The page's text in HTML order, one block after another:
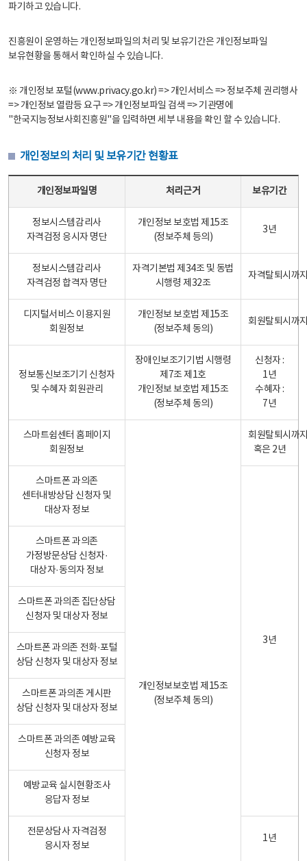
파기하고 있습니다.
진흥원이 운영하는 개인정보파일의 처리 및 보유기간은 개인정보파일
보유현황을 통해서 확인하실 수 있습니다.
※ 개인정보 포털(www.privacy.go.kr) => 개인서비스 => 정보주체 권리행사
=> 개인정보 열람등 요구 => 개인정보파일 검색 => 기관명에
"한국지능정보사회진흥원"을 입력하면 세부 내용을 확인 할 수 있습니다.
개인정보의 처리 및 보유기간 현황표
개인정보파일명 처리근거 보유기간
정보시스템감리사
자격검정 응시자 명단
개인정보 보호법 제15조
(정보주체 등의)
3년
정보시스템감리사
자격검정 합격자 명단
자격기본법 제34조 및 동법
시행령 제32조
자격탈퇴시까
디지털서비스 이용지원
회원정보
개인정보 보호법 제15조
(정보주체 동의)
회원탈퇴시까
정보통신보조기기 신청자
및 수혜자 회원관리
장애인보조기기법 시행령
제7조 제1호
개인정보 보호법 제15조
(정보주체 동의)
신청자 :
1년
수혜자 :
7년
스마트쉼센터 홈페이지
회원정보
개인정보보호법 제15조
(정보주체 동의)
회원탈퇴시까
혹은 2년
스마트폰 과의존
센터내방상담 신청자 및
대상자 정보
3년
스마트폰 과의존
가정방문상담 신청자·
대상자·동의자 정보
스마트폰 과의존 집단상담
신청자 및 대상자 정보
스마트폰 과의존 전화·포털
상담 신청자 및 대상자 정보
스마트폰 과의존 게시판
상담 신청자 및 대상자 정보
스마트폰 과의존 예방교육
신청자 정보
예방교육 실시현황조사
응답자 정보
전문상담사 자격검정
응시자 정보
1년